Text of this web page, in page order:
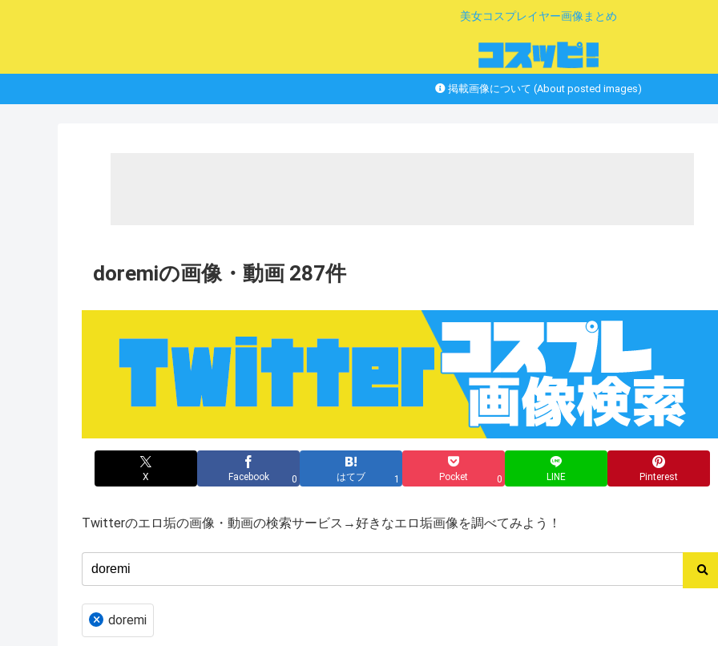
美女コスプレイヤー画像まとめ
掲載画像について (About posted images)
doremiの画像・動画 287件
X Facebook 0 はてブ 1 Pocket 0 LINE Pinterest
Twitterのエロ垢の画像・動画の検索サービス→好きなエロ垢画像を調べてみよう！
× doremi